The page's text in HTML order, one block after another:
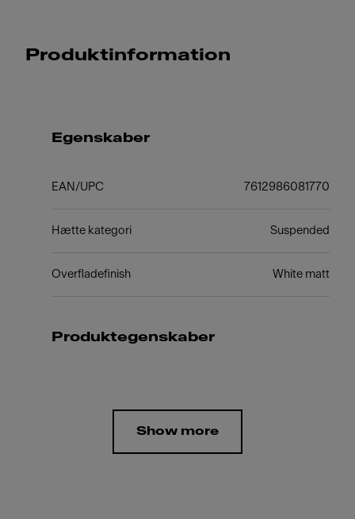
Produktinformation
Egenskaber
EAN/UPC 7612986081770
Hætte kategori Suspended
Overfladefinish White matt
Produktegenskaber
Show more